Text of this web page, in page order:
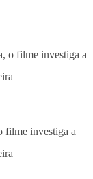
filme investiga a